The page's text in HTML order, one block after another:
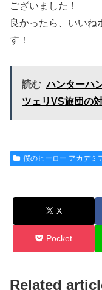
ございました！
良かったら、いいね
す！
読む ハンターハ
ツェリVS旅団の
僕のヒーロー アカデミ
X
Pocket
Related